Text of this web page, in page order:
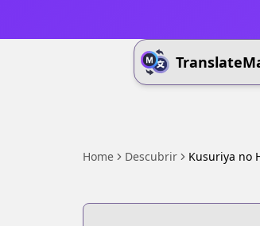
Home Descubrir Kusuriya no